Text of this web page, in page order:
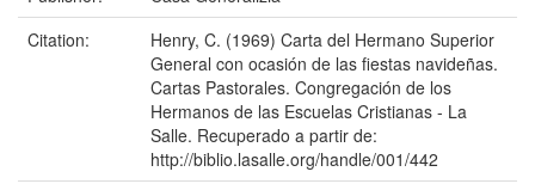
Citation:
Henry, C. (1969) Carta del Hermano Superior
General con ocasión de las fiestas navideñas.
Cartas Pastorales. Congregación de los
Hermanos de las Escuelas Cristianas - La
Salle. Recuperado a partir de:
http://biblio.lasalle.org/handle/001/442